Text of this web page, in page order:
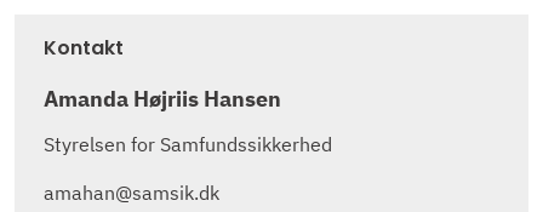
Kontakt
Amanda Højriis Hansen
Styrelsen for Samfundssikkerhed
amahan@samsik.dk